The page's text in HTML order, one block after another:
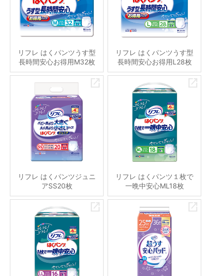
リフレ はくパンツうす型
長時間安心お得用M32枚
リフレ はくパンツうす型
長時間安心お得用L28枚
リフレ はくパンツジュニ
アSS20枚
リフレ はくパンツ１枚で
一晩中安心ML18枚